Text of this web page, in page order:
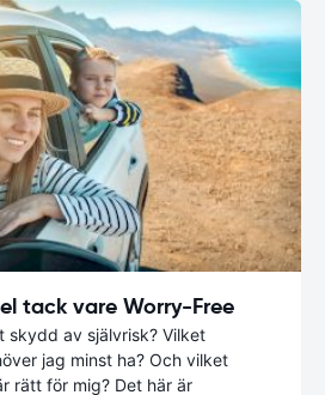
tack vare Worry-Free
skydd av självrisk? Vilket
jag minst ha? Och vilket
rätt för mig? Det här är